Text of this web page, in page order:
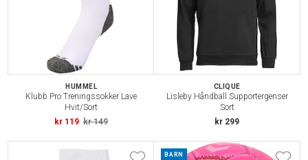
HUMMEL
Klubb Pro Treningssokker Lave
Hvit/Sort
kr 119 kr 149
CLIQUE
Lisleby Håndball Supportergenser
Sort
kr 299
BARN